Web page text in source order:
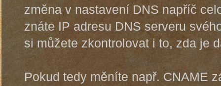
změna v nastavení DNS napříč
znáte IP adresu DNS serveru
si můžete zkontrolovat i to, zda je
Pokud tedy měníte např. CNAME